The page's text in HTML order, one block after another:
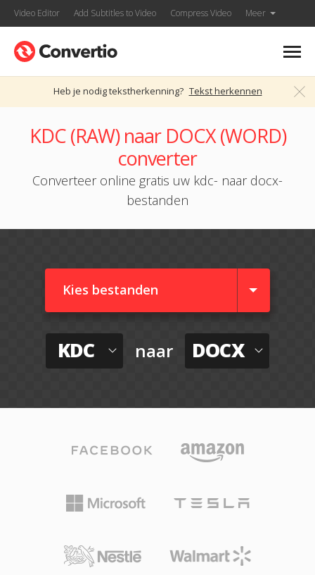
Video Editor Add Subtitles to Video Compress Video Meer
Heb je nodig tekstherkenning? Tekst herkennen
KDC (RAW) naar DOCX (WORD)
converter
Converteer online gratis uw kdc- naar docx-
bestanden
Kies bestanden
KDC naar DOCX